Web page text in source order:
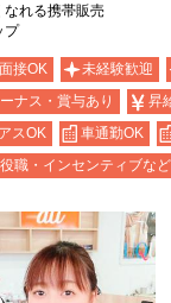
なれる携帯販売
プ
接OK 未経験歓迎
ナス・賞与あり 昇
スOK 車通勤OK
職・インセンティブな